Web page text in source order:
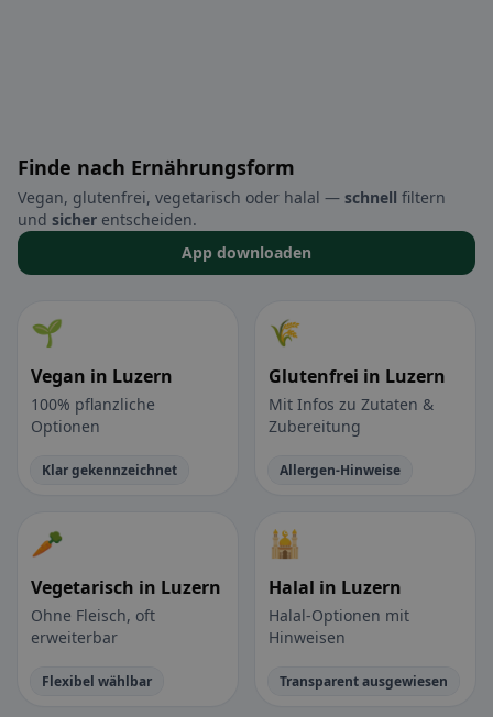
Finde nach Ernährungsform
Vegan, glutenfrei, vegetarisch oder halal — schnell filtern
und sicher entscheiden.
App downloaden
🌱
Vegan in Luzern
100% pflanzliche
Optionen
Klar gekennzeichnet
🌾
Glutenfrei in Luzern
Mit Infos zu Zutaten &
Zubereitung
Allergen-Hinweise
🥕
Vegetarisch in Luzern
Ohne Fleisch, oft
erweiterbar
Flexibel wählbar
🕌
Halal in Luzern
Halal-Optionen mit
Hinweisen
Transparent ausgewiesen